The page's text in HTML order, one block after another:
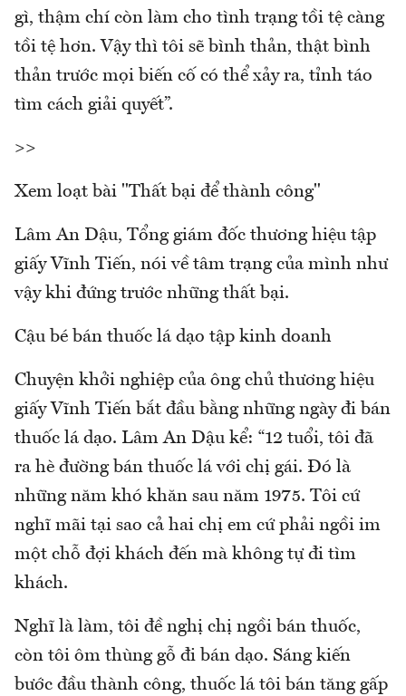
gì, thậm chí còn làm cho tình trạng tồi tệ càng
tồi tệ hơn. Vậy thì tôi sẽ bình thản, thật bình
thản trước mọi biến cố có thể xảy ra, tỉnh táo
tìm cách giải quyết”.
>>
Xem loạt bài "Thất bại để thành công"
Lâm An Dậu, Tổng giám đốc thương hiệu tập
giấy Vĩnh Tiến, nói về tâm trạng của mình như
vậy khi đứng trước những thất bại.
Cậu bé bán thuốc lá dạo tập kinh doanh
Chuyện khởi nghiệp của ông chủ thương hiệu
giấy Vĩnh Tiến bắt đầu bằng những ngày đi bán
thuốc lá dạo. Lâm An Dậu kể: “12 tuổi, tôi đã
ra hè đường bán thuốc lá với chị gái. Đó là
những năm khó khăn sau năm 1975. Tôi cứ
nghĩ mãi tại sao cả hai chị em cứ phải ngồi im
một chỗ đợi khách đến mà không tự đi tìm
khách.
Nghĩ là làm, tôi đề nghị chị ngồi bán thuốc,
còn tôi ôm thùng gỗ đi bán dạo. Sáng kiến
bước đầu thành công, thuốc lá tôi bán tăng gấp